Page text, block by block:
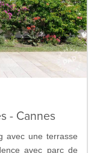
- Cannes
avec une terrasse
avec parc de